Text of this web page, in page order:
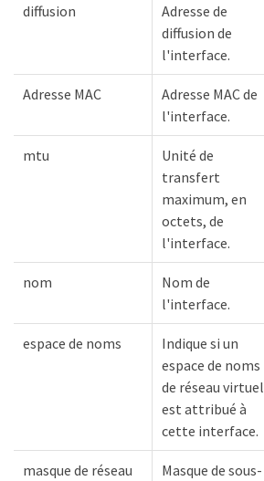
diffusion
Adresse de
diffusion de
l'interface.
Adresse MAC
Adresse MAC de
l'interface.
mtu
Unité de
transfert
maximum, en
octets, de
l'interface.
nom
Nom de
l'interface.
espace de noms
Indique si un
espace de noms
de réseau virtuel
est attribué à
cette interface.
masque de réseau
Masque de sous-